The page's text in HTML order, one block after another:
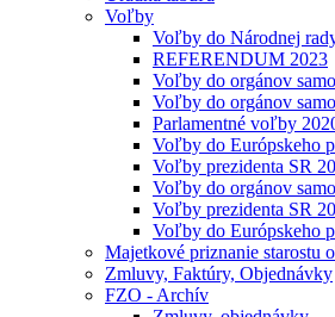
Voľby
Voľby do Národnej
REFERENDUM 2023
Voľby do orgánov
Voľby do orgánov
Parlamentné voľby
Voľby do Európskeho
Voľby prezidenta SR
Voľby do orgánov
Voľby prezidenta SR
Voľby do Európskeho
Majetkové priznanie starostu
Zmluvy, Faktúry, Objednávky
FZO - Archív